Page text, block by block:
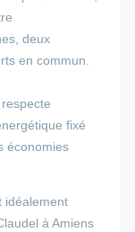
deux
en commun.
fixé
économies
idéalement
à Amiens